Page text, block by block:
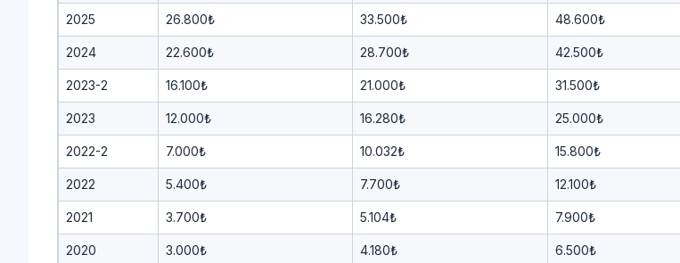
2025 26.800₺ 33.500₺ 48.600₺
2024 22.600₺ 28.700₺ 42.500₺
2023-2 16.100₺ 21.000₺ 31.500₺
2023 12.000₺ 16.280₺ 25.000₺
2022-2 7.000₺ 10.032₺ 15.800₺
2022 5.400₺ 7.700₺ 12.100₺
2021 3.700₺ 5.104₺ 7.900₺
2020 3.000₺ 4.180₺ 6.500₺